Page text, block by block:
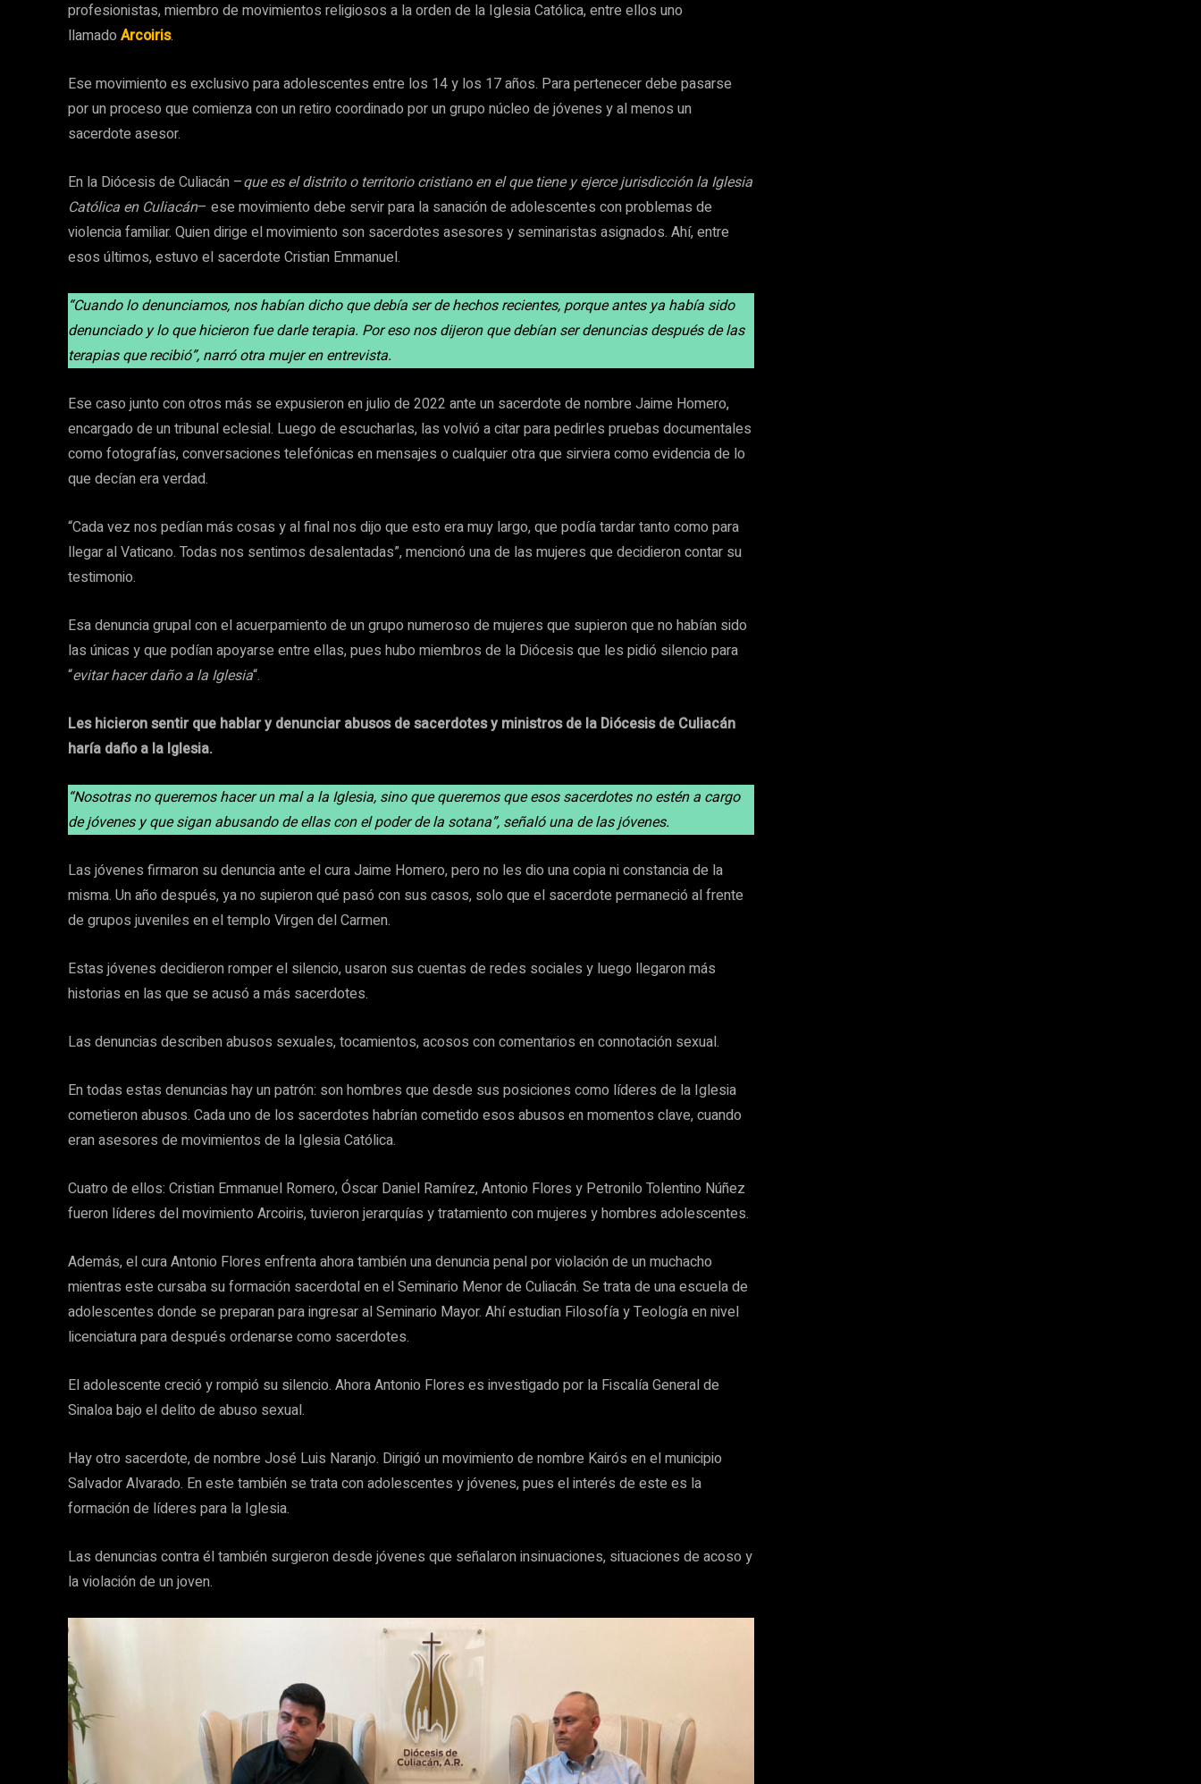
profesionistas, miembro de movimientos religiosos a la orden de la Iglesia Católica, entre ellos uno
llamado Arcoiris.
Ese movimiento es exclusivo para adolescentes entre los 14 y los 17 años. Para pertenecer debe pasarse
por un proceso que comienza con un retiro coordinado por un grupo núcleo de jóvenes y al menos un
sacerdote asesor.
En la Diócesis de Culiacán –que es el distrito o territorio cristiano en el que tiene y ejerce jurisdicción la Iglesia
Católica en Culiacán– ese movimiento debe servir para la sanación de adolescentes con problemas de
violencia familiar. Quien dirige el movimiento son sacerdotes asesores y seminaristas asignados. Ahí, entre
esos últimos, estuvo el sacerdote Cristian Emmanuel.
“Cuando lo denunciamos, nos habían dicho que debía ser de hechos recientes, porque antes ya había sido
denunciado y lo que hicieron fue darle terapia. Por eso nos dijeron que debían ser denuncias después de las
terapias que recibió”, narró otra mujer en entrevista.
Ese caso junto con otros más se expusieron en julio de 2022 ante un sacerdote de nombre Jaime Homero,
encargado de un tribunal eclesial. Luego de escucharlas, las volvió a citar para pedirles pruebas documentales
como fotografías, conversaciones telefónicas en mensajes o cualquier otra que sirviera como evidencia de lo
que decían era verdad.
“Cada vez nos pedían más cosas y al final nos dijo que esto era muy largo, que podía tardar tanto como para
llegar al Vaticano. Todas nos sentimos desalentadas”, mencionó una de las mujeres que decidieron contar su
testimonio.
Esa denuncia grupal con el acuerpamiento de un grupo numeroso de mujeres que supieron que no habían sido
las únicas y que podían apoyarse entre ellas, pues hubo miembros de la Diócesis que les pidió silencio para
“evitar hacer daño a la Iglesia“.
Les hicieron sentir que hablar y denunciar abusos de sacerdotes y ministros de la Diócesis de Culiacán
haría daño a la Iglesia.
“Nosotras no queremos hacer un mal a la Iglesia, sino que queremos que esos sacerdotes no estén a cargo
de jóvenes y que sigan abusando de ellas con el poder de la sotana”, señaló una de las jóvenes.
Las jóvenes firmaron su denuncia ante el cura Jaime Homero, pero no les dio una copia ni constancia de la
misma. Un año después, ya no supieron qué pasó con sus casos, solo que el sacerdote permaneció al frente
de grupos juveniles en el templo Virgen del Carmen.
Estas jóvenes decidieron romper el silencio, usaron sus cuentas de redes sociales y luego llegaron más
historias en las que se acusó a más sacerdotes.
Las denuncias describen abusos sexuales, tocamientos, acosos con comentarios en connotación sexual.
En todas estas denuncias hay un patrón: son hombres que desde sus posiciones como líderes de la Iglesia
cometieron abusos. Cada uno de los sacerdotes habrían cometido esos abusos en momentos clave, cuando
eran asesores de movimientos de la Iglesia Católica.
Cuatro de ellos: Cristian Emmanuel Romero, Óscar Daniel Ramírez, Antonio Flores y Petronilo Tolentino Núñez
fueron líderes del movimiento Arcoiris, tuvieron jerarquías y tratamiento con mujeres y hombres adolescentes.
Además, el cura Antonio Flores enfrenta ahora también una denuncia penal por violación de un muchacho
mientras este cursaba su formación sacerdotal en el Seminario Menor de Culiacán. Se trata de una escuela de
adolescentes donde se preparan para ingresar al Seminario Mayor. Ahí estudian Filosofía y Teología en nivel
licenciatura para después ordenarse como sacerdotes.
El adolescente creció y rompió su silencio. Ahora Antonio Flores es investigado por la Fiscalía General de
Sinaloa bajo el delito de abuso sexual.
Hay otro sacerdote, de nombre José Luis Naranjo. Dirigió un movimiento de nombre Kairós en el municipio
Salvador Alvarado. En este también se trata con adolescentes y jóvenes, pues el interés de este es la
formación de líderes para la Iglesia.
Las denuncias contra él también surgieron desde jóvenes que señalaron insinuaciones, situaciones de acoso y
la violación de un joven.